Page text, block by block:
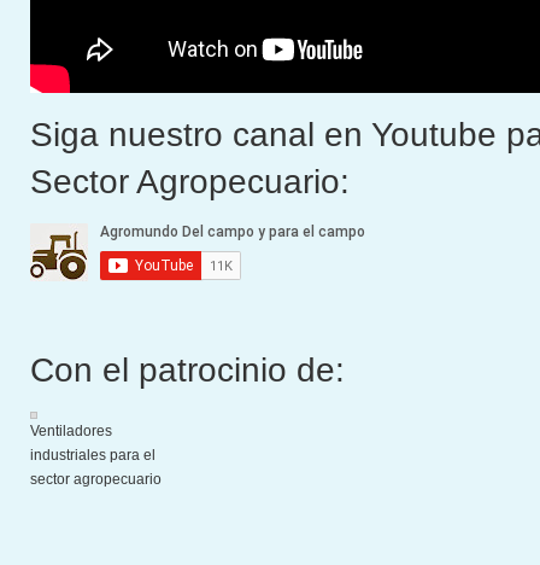
Siga nuestro canal en Youtube
Sector Agropecuario:
Con el patrocinio de:
Ventiladores
industriales para el
sector agropecuario